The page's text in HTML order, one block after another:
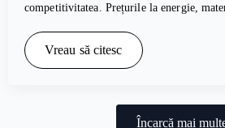
competitivitatea. Prețurile la energie,
Vreau să citesc
Încarcă mai